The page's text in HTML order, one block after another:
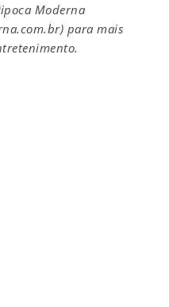
Moderna
para mais